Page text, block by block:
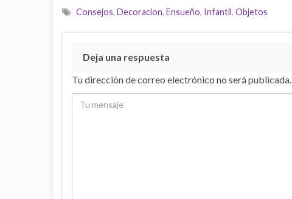
Consejos, Decoracion, Ensueño, Infantil, Objetos
Deja una respuesta
Tu dirección de correo electrónico no será publicada.